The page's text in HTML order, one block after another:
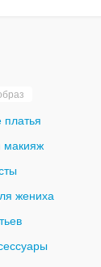
макияж
жениха